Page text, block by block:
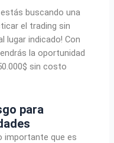
buscando una
el trading sin
lugar indicado! Con
la oportunidad
sin costo
para
importante que es